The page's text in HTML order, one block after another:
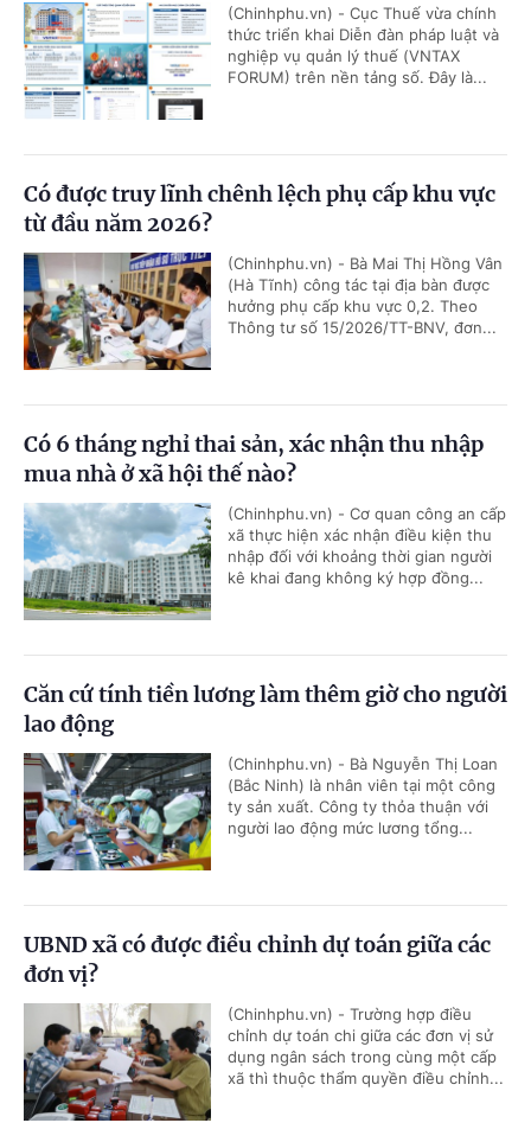
(Chinhphu.vn) - Cục Thuế vừa chính
thức triển khai Diễn đàn pháp luật và
nghiệp vụ quản lý thuế (VNTAX
FORUM) trên nền tảng số. Đây là...
Có được truy lĩnh chênh lệch phụ cấp khu vực
từ đầu năm 2026?
(Chinhphu.vn) - Bà Mai Thị Hồng Vân
(Hà Tĩnh) công tác tại địa bàn được
hưởng phụ cấp khu vực 0,2. Theo
Thông tư số 15/2026/TT-BNV, đơn...
Có 6 tháng nghỉ thai sản, xác nhận thu nhập
mua nhà ở xã hội thế nào?
(Chinhphu.vn) - Cơ quan công an cấp
xã thực hiện xác nhận điều kiện thu
nhập đối với khoảng thời gian người
kê khai đang không ký hợp đồng...
Căn cứ tính tiền lương làm thêm giờ cho người
lao động
(Chinhphu.vn) - Bà Nguyễn Thị Loan
(Bắc Ninh) là nhân viên tại một công
ty sản xuất. Công ty thỏa thuận với
người lao động mức lương tổng...
UBND xã có được điều chỉnh dự toán giữa các
đơn vị?
(Chinhphu.vn) - Trường hợp điều
chỉnh dự toán chi giữa các đơn vị sử
dụng ngân sách trong cùng một cấp
xã thì thuộc thẩm quyền điều chỉnh...